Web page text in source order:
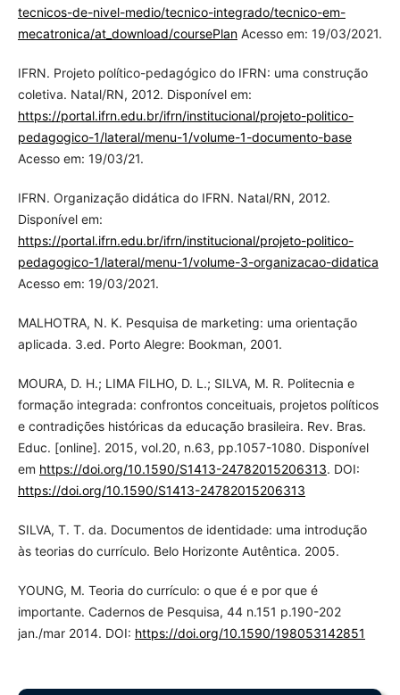
tecnicos-de-nivel-medio/tecnico-integrado/tecnico-em-
mecatronica/at_download/coursePlanAcesso em: 19/03/2021.
IFRN. Projeto político-pedagógico do IFRN: uma construção
coletiva. Natal/RN, 2012. Disponível em:
https://portal.ifrn.edu.br/ifrn/institucional/projeto-politico-
pedagogico-1/lateral/menu-1/volume-1-documento-base
Acesso em: 19/03/21.
IFRN. Organização didática do IFRN. Natal/RN, 2012.
Disponível em:
https://portal.ifrn.edu.br/ifrn/institucional/projeto-politico-
pedagogico-1/lateral/menu-1/volume-3-organizacao-didatica
Acesso em: 19/03/2021.
MALHOTRA, N. K. Pesquisa de marketing: uma orientação
aplicada. 3.ed. Porto Alegre: Bookman, 2001.
MOURA, D. H.; LIMA FILHO, D. L.; SILVA, M. R. Politecnia e
formação integrada: confrontos conceituais, projetos políticos
e contradições históricas da educação brasileira. Rev. Bras.
Educ. [online]. 2015, vol.20, n.63, pp.1057-1080. Disponível
em https://doi.org/10.1590/S1413-24782015206313. DOI:
https://doi.org/10.1590/S1413-24782015206313
SILVA, T. T. da. Documentos de identidade: uma introdução
às teorias do currículo. Belo Horizonte Autêntica. 2005.
YOUNG, M. Teoria do currículo: o que é e por que é
importante. Cadernos de Pesquisa, 44 n.151 p.190-202
jan./mar 2014. DOI: https://doi.org/10.1590/198053142851